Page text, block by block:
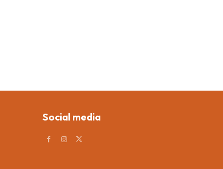
Social media